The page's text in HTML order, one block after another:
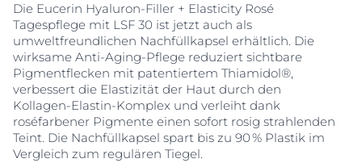
Die Eucerin Hyaluron-Filler + Elasticity Rosé
Tagespflege mit LSF 30 ist jetzt auch als
umweltfreundlichen Nachfüllkapsel erhältlich. Die
wirksame Anti-Aging-Pflege reduziert sichtbare
Pigmentflecken mit patentiertem Thiamidol®,
verbessert die Elastizität der Haut durch den
Kollagen-Elastin-Komplex und verleiht dank
roséfarbener Pigmente einen sofort rosig strahlenden
Teint. Die Nachfüllkapsel spart bis zu 90 % Plastik im
Vergleich zum regulären Tiegel.